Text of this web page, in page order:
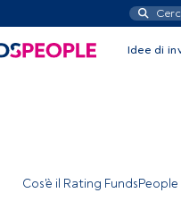
Idee di
Cos'è il Rating FundsPeople